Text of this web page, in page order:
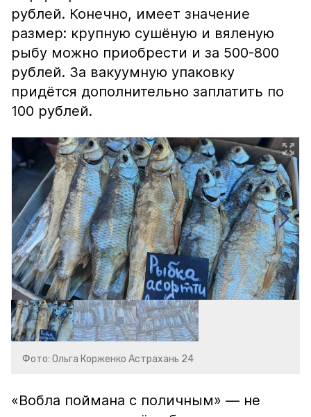
рублей. Конечно, имеет значение
размер: крупную сушёную и вяленую
рыбу можно приобрести и за 500-800
рублей. За вакуумную упаковку
придётся дополнительно заплатить по
100 рублей.
Фото: Ольга Корженко Астрахань 24
«Вобла поймана с поличным» — не